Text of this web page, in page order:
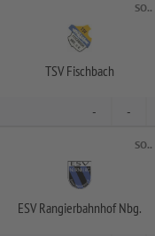
SO..
TSV Fischbach
- -
SO..
ESV Rangierbahnhof Nbg.